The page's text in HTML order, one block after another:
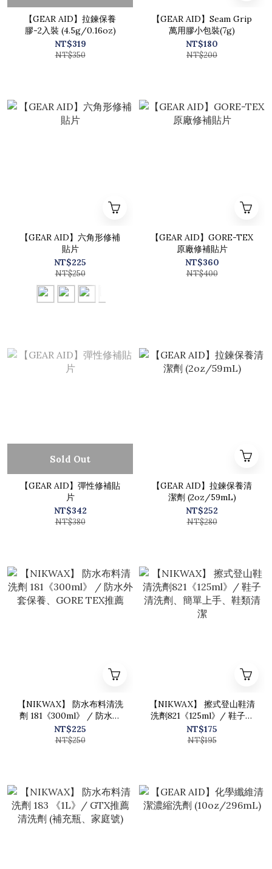
【GEAR AID】拉鍊保養
膠-2入裝 (4.5g/0.16oz)
NT$319
NT$350
【GEAR AID】Seam Grip
萬用膠小包裝(7g)
NT$180
NT$200
【GEAR AID】六角形修補
貼片
NT$225
NT$250
【GEAR AID】GORE-TEX
原廠修補貼片
NT$360
NT$400
Sold Out
【GEAR AID】彈性修補貼
片
NT$342
NT$380
【GEAR AID】拉鍊保養清
潔劑 (2oz/59mL)
NT$252
NT$280
【NIKWAX】 防水布料清洗
劑 181《300ml》 / 防水外
套保養、GORE TEX推薦
NT$225
NT$250
【NIKWAX】 擦式登山鞋清
洗劑821《125ml》/ 鞋子清
洗劑、簡單上手、鞋類清潔
NT$175
NT$195